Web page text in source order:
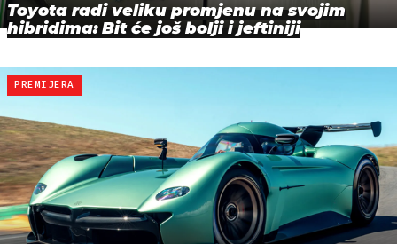
Toyota radi veliku promjenu na svojim
hibridima: Bit će još bolji i jeftiniji
PREMIJERA